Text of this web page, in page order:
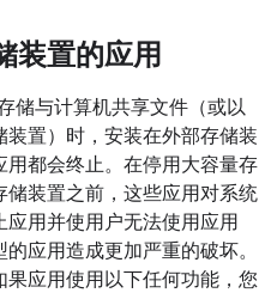
装置的应用
储与计算机共享文件（或以
置）时，安装在外部存储装
都会终止。在停用大容量存
装置之前，这些应用对系统
用并使用户无法使用应用
应用造成更加严重的破坏。
应用使用以下任何功能，您